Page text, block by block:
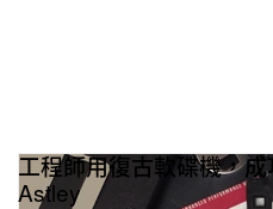
工程師用復古軟碟機，
Astley